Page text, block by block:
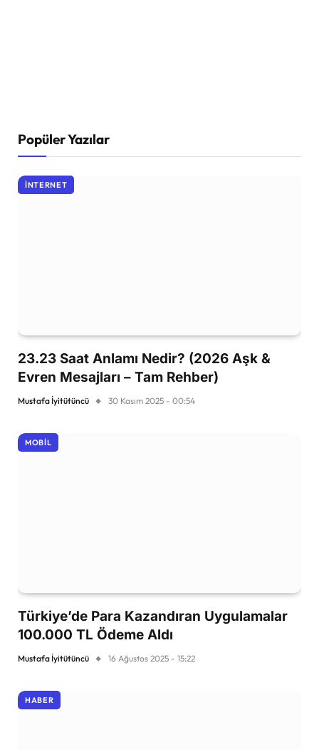
Popüler Yazılar
İNTERNET
23.23 Saat Anlamı Nedir? (2026 Aşk &
Evren Mesajları – Tam Rehber)
Mustafa İyitütüncü 30 Kasım 2025 - 00:54
MOBIL
Türkiye’de Para Kazandıran Uygulamalar
100.000 TL Ödeme Aldı
Mustafa İyitütüncü 16 Ağustos 2025 - 15:22
HABER